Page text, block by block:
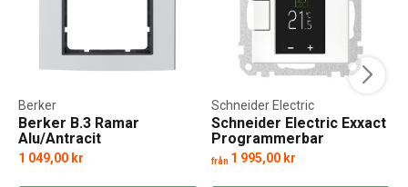
Berker B.3 Ramar
Alu/Antracit
Berker
1 049,00 kr
Schneider Electric Exxact
Programmerbar
Termostat 2-pol
Schneider Electric
från 1 995,00 kr